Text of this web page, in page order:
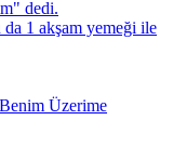
1 akşam yemeği ile
Üzerime